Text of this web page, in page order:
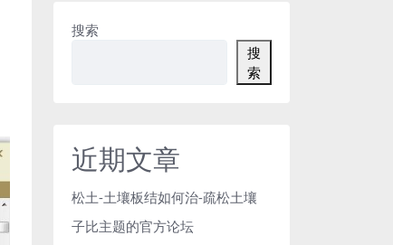
搜索
搜
索
近期文章
松土-土壤板结如何治-疏松土壤
子比主题的官方论坛